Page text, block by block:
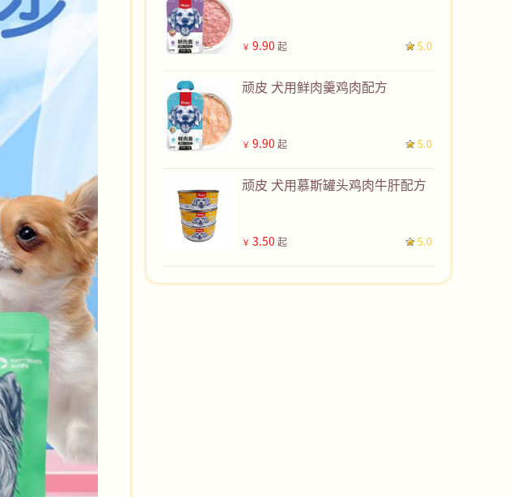
￥ 9.90 起 5.0
顽皮 犬用鲜肉羹鸡肉配方
￥ 9.90 起 5.0
顽皮 犬用慕斯罐头鸡肉牛肝配方
￥ 3.50 起 5.0